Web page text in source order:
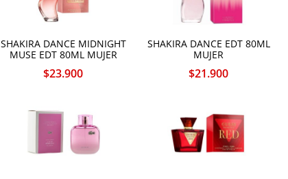
SHAKIRA DANCE MIDNIGHT
MUSE EDT 80ML MUJER
$23.900
SHAKIRA DANCE EDT 80ML
MUJER
$21.900